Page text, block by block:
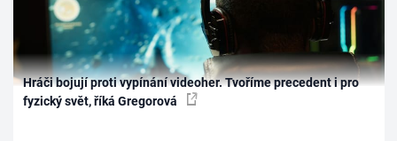
Hráči bojují proti vypínání videoher. Tvoříme precedent i pro
fyzický svět, říká Gregorová